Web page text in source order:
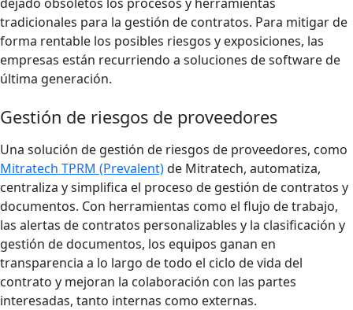
tradicionales para la gestión de contratos. Para mitigar de
forma rentable los posibles riesgos y exposiciones, las
empresas están recurriendo a soluciones de software de
última generación.
Gestión de riesgos de proveedores
Una solución de gestión de riesgos de proveedores, como
Mitratech TPRM (Prevalent)de Mitratech, automatiza,
centraliza y simplifica el proceso de gestión de contratos y
documentos. Con herramientas como el flujo de trabajo,
las alertas de contratos personalizables y la clasificación y
gestión de documentos, los equipos ganan en
transparencia a lo largo de todo el ciclo de vida del
contrato y mejoran la colaboración con las partes
interesadas, tanto internas como externas.